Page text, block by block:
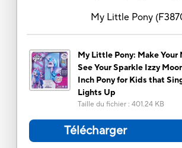
My Little Pony(
My Little Pony: Make Your
See Your Sparkle Izzy
Inch Pony for Kids that
Lights Up
Taille du fichier: 401.24 KB
Télécharger